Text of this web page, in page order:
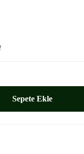
Sepete Ekle